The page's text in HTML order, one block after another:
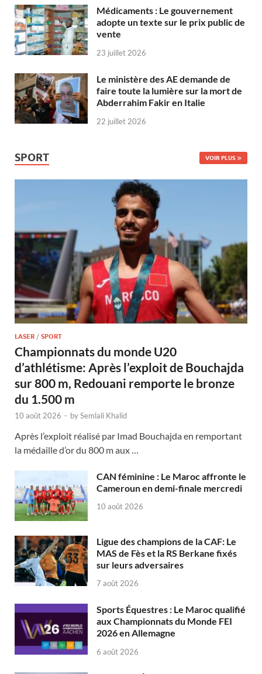
Médicaments : Le gouvernement
adopte un texte sur le prix public de
vente
23 juillet 2026
Le ministère des AE demande de
faire toute la lumière sur la mort de
Abderrahim Fakir en Italie
22 juillet 2026
SPORT VOIR PLUS
LASER / SPORT
Championnats du monde U20
d’athlétisme: Après l’exploit de Bouchajda
sur 800 m, Redouani remporte le bronze
du 1.500 m
10 août 2026 - bySemlali Khalid
Après l’exploit réalisé par Imad Bouchajda en remportant
la médaille d’or du 800 m aux …
CAN féminine : Le Maroc affronte le
Cameroun en demi-finale mercredi
10 août 2026
Ligue des champions de la CAF: Le
MAS de Fès et la RS Berkane fixés
sur leurs adversaires
7 août 2026
Sports Équestres : Le Maroc qualifié
aux Championnats du Monde FEI
2026 en Allemagne
6 août 2026